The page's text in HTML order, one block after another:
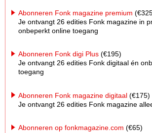
Abonneren Fonk magazine premium
Je ontvangt 26 edities Fonk magazine in
onbeperkt online toegang
Abonneren Fonk digi Plus (€195)
Je ontvangt 26 edities Fonk digitaal én
toegang
Abonneren Fonk magazine digitaal (€175)
Je ontvangt 26 edities Fonk magazine
Abonneren op fonkmagazine.com (€65)